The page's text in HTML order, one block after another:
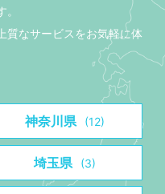
質なサービスをお気軽に体
神奈川県 (12)
埼玉県 (3)